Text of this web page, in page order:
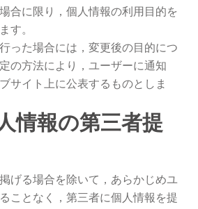
合に限り，個人情報の利用目的を
す。
った場合には，変更後の目的につ
の方法により，ユーザーに通知
サイト上に公表するものとしま
情報の第三者提
げる場合を除いて，あらかじめユ
ことなく，第三者に個人情報を提